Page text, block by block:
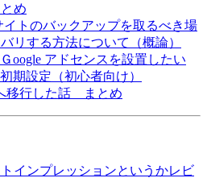
め
イトのバックアップを取るべき場
リする方法について（概論）
oogle アドセンスを設置したい
期設定（初心者向け）
移行した話 まとめ
インプレッションというかレビ